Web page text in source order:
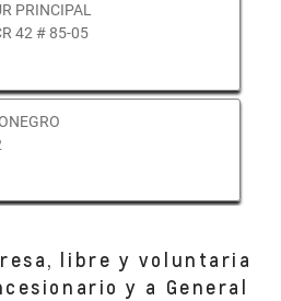
PRINCIPAL
42 # 85-05
20
libre y voluntaria
y a General